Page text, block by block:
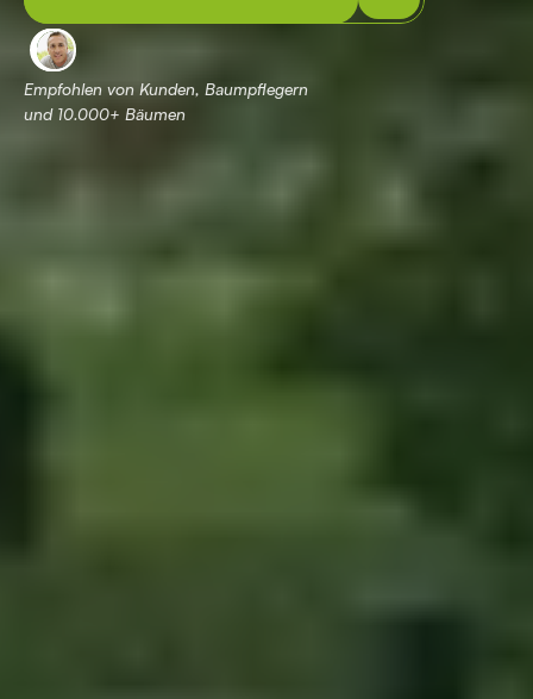
Empfohlen von Kunden, Baumpflegern
und 10.000+ Bäumen